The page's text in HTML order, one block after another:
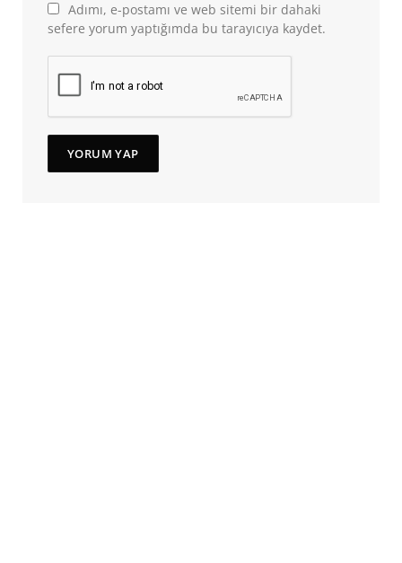
Adımı, e-postamı ve web sitemi bir dahaki
sefere yorum yaptığımda bu tarayıcıya kaydet.